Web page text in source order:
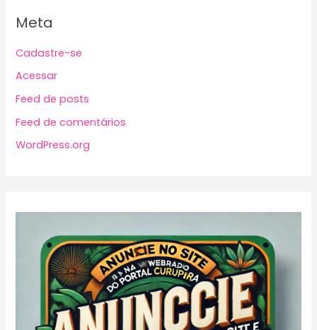
Meta
Cadastre-se
Acessar
Feed de posts
Feed de comentários
WordPress.org